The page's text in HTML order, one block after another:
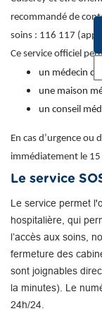
recommandé de
soins : 116 117
Ce service officiel
un médecin de
une maison
un conseil
En cas d’urgence ou
immédiatement le
Le service
Le service permet
hospitalière, qui
l’accès aux soins,
fermeture des
sont joignables
la minutes). Le
24h/24.